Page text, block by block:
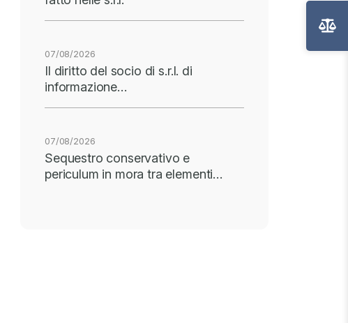
07/08/2026
Il diritto del socio di s.r.l. di
informazione…
07/08/2026
Sequestro conservativo e
periculum in mora tra elementi…